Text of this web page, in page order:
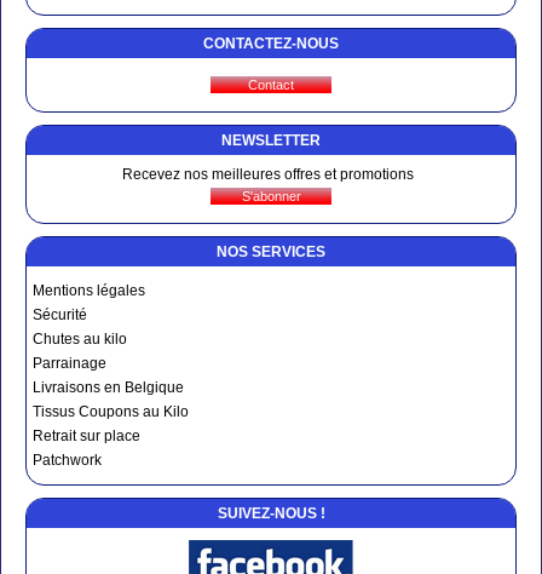
CONTACTEZ-NOUS
NEWSLETTER
Recevez nos meilleures offres et promotions
NOS SERVICES
Mentions légales
Sécurité
Chutes au kilo
Parrainage
Livraisons en Belgique
Tissus Coupons au Kilo
Retrait sur place
Patchwork
SUIVEZ-NOUS !